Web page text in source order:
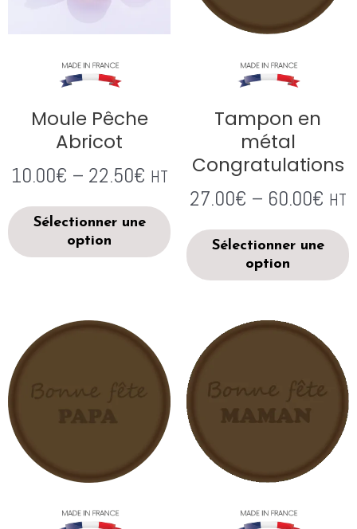
Moule Pêche
Abricot
10.00€ – 22.50€ HT
Sélectionner une
option
Tampon en
métal
Congratulations
27.00€ – 60.00€ HT
Sélectionner une
option